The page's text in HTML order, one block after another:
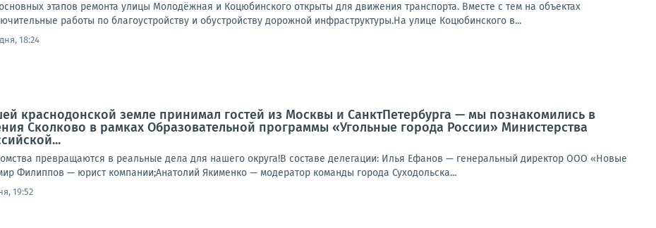
этапов ремонта улицы Молодёжная и Коцюбинского открыты для движения транспорта. Вместе с тем на объектах
работы по благоустройству и обустройству дорожной инфраструктуры.На улице Коцюбинского в...
18:24
краснодонской земле принимал гостей из Москвы и СанктПетербурга — мы познакомились в
Сколково в рамках Образовательной программы «Угольные города России» Министерства
превращаются в реальные дела для нашего округа!В составе делегации: Илья Ефанов — генеральный директор ООО «Новые
Филиппов — юрист компании;Анатолий Якименко — модератор команды города Суходольска...
19:52